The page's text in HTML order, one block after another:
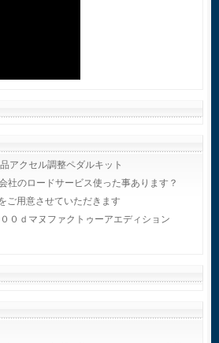
アクセル調整ペダルキット
社のロードサービス使った事あります？
ご用意させていただきます
０ｄマヌファクトゥーアエディション